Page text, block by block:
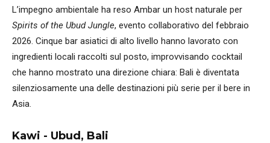
L’impegno ambientale ha reso Ambar un host naturale per
Spirits of the Ubud Jungle, evento collaborativo del febbraio
2026. Cinque bar asiatici di alto livello hanno lavorato con
ingredienti locali raccolti sul posto, improvvisando cocktail
che hanno mostrato una direzione chiara: Bali è diventata
silenziosamente una delle destinazioni più serie per il bere in
Asia.
Kawi - Ubud, Bali